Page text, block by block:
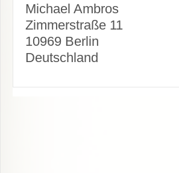
Michael Ambros
Zimmerstraße 11
10969 Berlin
Deutschland